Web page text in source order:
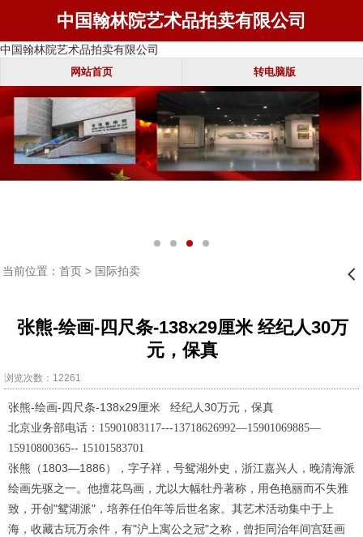
中国翰林院艺术品拍卖有限公司
中国翰林院艺术品拍卖有限公司
网站首页 转电脑版
当前位置： 首页> 国际拍卖 󰊒
张熊-绘画-四尺条-138x29厘米 经纪人30万
元，保真
浏览次数：12261
张熊-绘画-四尺条-138x29厘米 经纪人30万元，保真
北京业务部电话： 15901083117---13718626992—15901069885—
15910800365-- 15101583701
张熊（1803—1886），字子祥，号鸳湖外史，浙江嘉兴人，晚清海派
绘画先驱之一。他擅花鸟画，尤以大幅牡丹著称，用色艳丽而不失雅
致，开创"鸳湖派" ，培养任伯年等后世名家。其艺术活动集中于上
海，收藏古玩万余件，有"沪上寓公之冠"之称，曾拒同治年间宫廷画